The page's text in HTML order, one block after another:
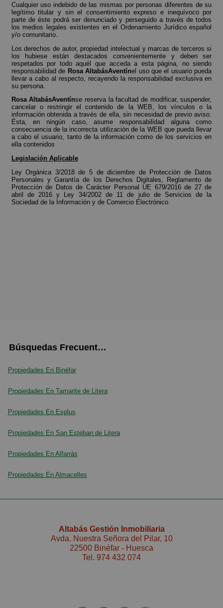
Cualquier uso indebido de las mismas por personas diferentes de su
legítimo titular y sin el consentimiento expreso e inequívoco por
parte de éste podrá ser denunciado y perseguido a través de todos
los medios legales existentes en el Ordenamiento Jurídico español
y/o comunitario.
Los derechos de autor, propiedad intelectual y marcas de terceros si
los hubiese están destacados convenientemente y deben ser
respetados por todo aquél que acceda a esta página, no siendo
responsabilidad de Rosa AltabásAventínel uso que el usuario pueda
llevar a cabo al respecto, recayendo la responsabilidad exclusiva en
su persona.
Rosa AltabásAventínse reserva la facultad de modificar, suspender,
cancelar o restringir el contenido de la WEB, los vínculos o la
información obtenida a través de ella, sin necesidad de previo aviso.
Ésta, en ningún caso, asume responsabilidad alguna como
consecuencia de la incorrecta utilización de la WEB que pueda llevar
a cabo el usuario, tanto de la información como de los servicios en
ella contenidos
Legislación Aplicable
Ley Orgánica 3/2018 de 5 de diciembre de Protección de Datos
Personales y Garantía de los Derechos Digitales, Reglamento de
Protección de Datos de Carácter Personal UE 679/2016 de 27 de
abril de 2016 y Ley 34/2002 de 11 de julio de Servicios de la
Sociedad de la Información y de Comercio Electrónico.
Búsquedas Frecuentes
Propiedades En Binéfar
Propiedades En Tamarite de Litera
Propiedades En Esplus
Propiedades En San Esteban de Litera
Propiedades En Alfarrás
Propiedades En Almacelles
Altabás Gestión Inmobiliaria
Avda. Nuestra Señora del Pilar, 10
22500 Binéfar - Huesca
Tel. 974 432 074